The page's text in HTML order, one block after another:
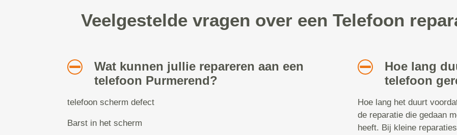
Veelgestelde vragen over een Telefoon
Wat kunnen jullie repareren aan een
telefoon Purmerend?
telefoon scherm defect
Barst in het scherm
Hoe lang
telefoon
Hoe lang het duurt
de reparatie die gedaan
heeft. Bij kleine